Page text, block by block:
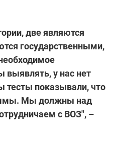
две являются
государственными,
выявлять, у нас нет
тесты показывали, что
Мы должны над
с ВОЗ", –